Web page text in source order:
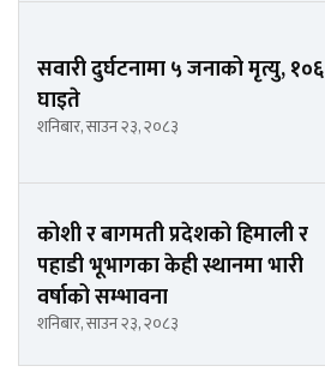
सवारी दुर्घटनामा ५ जनाको मृत्यु, १०६
घाइते
शनिबार, साउन २३, २०८३
कोशी र बागमती प्रदेशको हिमाली र
पहाडी भूभागका केही स्थानमा भारी
वर्षाको सम्भावना
शनिबार, साउन २३, २०८३